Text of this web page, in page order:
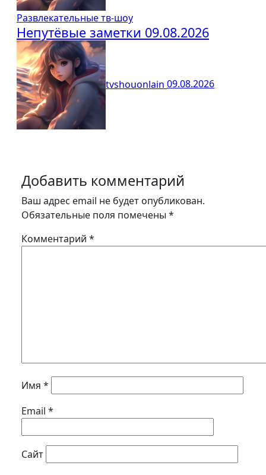
Развлекательные тв-шоу
Непутёвые заметки 09.08.2026
tvshouonlain 09.08.2026
Добавить комментарий
Ваш адрес email не будет опубликован.
Обязательные поля помечены *
Комментарий *
Имя *
Email *
Сайт